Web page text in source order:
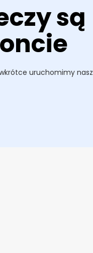
są
uruchomimy nasz